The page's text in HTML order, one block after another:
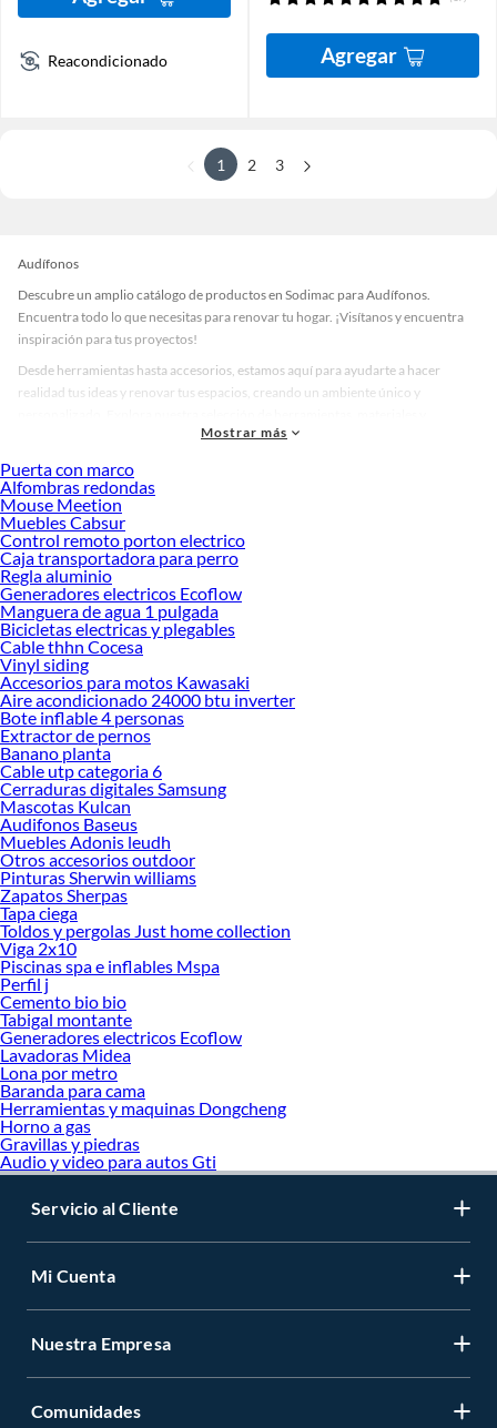
Reacondicionado Agregar
1 2 3
Audífonos
Descubre un amplio catálogo de productos en Sodimac para Audífonos.
Encuentra todo lo que necesitas para renovar tu hogar. ¡Visítanos y encuentra
inspiración para tus proyectos!
Desde herramientas hasta accesorios, estamos aquí para ayudarte a hacer
realidad tus ideas y renovar tus espacios, creando un ambiente único y
accesorios de calidad que te ayudarán a crear un espacio más tú.
Desde remodelaciones hasta proyectos de decoración, estamos aquí para hacer
tus ideas realidad. ¡Visítanos y encuentra todo lo que tenemos para ofrecerte en
Audífonos!
Explora la variedad de productos de Audífonos en Sodimac
Herramientas, materiales y accesorios de calidad para tus proyectos y
renovación de espacios. ¡Visítanos y descubre todo lo que tenemos para
ofrecerte!
Encuentra una amplia variedad de productos de Audífonos en Sodimac.
Encuentra todo lo necesario para tus proyectos de renovación y decoración.
¡Visítanos y haz tus ideas realidad!
Mostrar más
Puerta con marco
Alfombras redondas
Mouse Meetion
Muebles Cabsur
Control remoto porton electrico
Caja transportadora para perro
Regla aluminio
Generadores electricos Ecoflow
Manguera de agua 1 pulgada
Bicicletas electricas y plegables
Cable thhn Cocesa
Vinyl siding
Accesorios para motos Kawasaki
Aire acondicionado 24000 btu inverter
Bote inflable 4 personas
Extractor de pernos
Banano planta
Cable utp categoria 6
Cerraduras digitales Samsung
Mascotas Kulcan
Audifonos Baseus
Muebles Adonis leudh
Otros accesorios outdoor
Pinturas Sherwin williams
Zapatos Sherpas
Tapa ciega
Toldos y pergolas Just home collection
Viga 2x10
Piscinas spa e inflables Mspa
Perfil j
Cemento bio bio
Tabigal montante
Generadores electricos Ecoflow
Lavadoras Midea
Lona por metro
Baranda para cama
Herramientas y maquinas Dongcheng
Horno a gas
Gravillas y piedras
Audio y video para autos Gti
Servicio al Cliente
Mi Cuenta
Nuestra Empresa
Comunidades